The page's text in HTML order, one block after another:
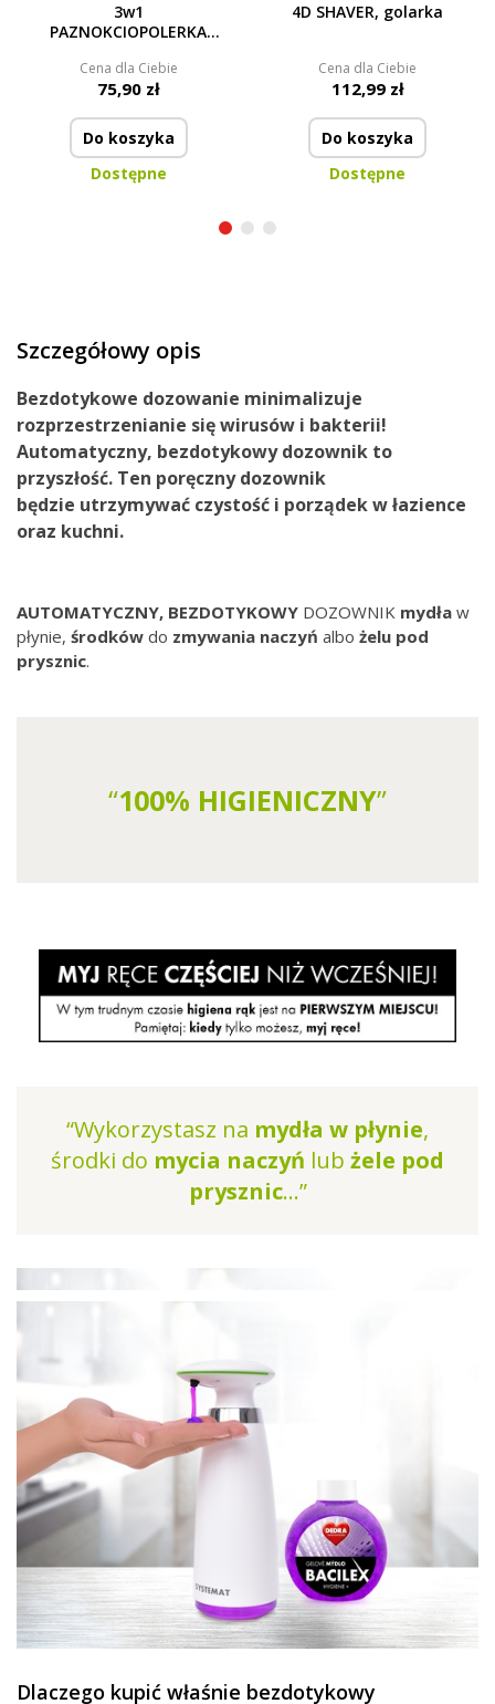
3w1
PAZNOKCIOPOLERKA
polerka + GRATIS 3 szt.
KOŃCÓWEK
Cena dla Ciebie
75,90 zł
Do koszyka
Dostępne
4D SHAVER, golarka
Cena dla Ciebie
112,99 zł
Do koszyka
Dostępne
Szczegółowy opis
Bezdotykowe dozowanie minimalizuje
rozprzestrzenianie się wirusów i bakterii!
Automatyczny, bezdotykowy dozownik to
przyszłość. Ten poręczny dozownik
będzie utrzymywać czystość i porządek w łazience
oraz kuchni.
AUTOMATYCZNY, BEZDOTYKOWY DOZOWNIK mydła w
płynie, środków do zmywania naczyń albo żelu pod
prysznic.
“100% HIGIENICZNY”
“Wykorzystasz na mydła w płynie,
środki do mycia naczyń lub żele pod
prysznic...”
Dlaczego kupić właśnie bezdotykowy